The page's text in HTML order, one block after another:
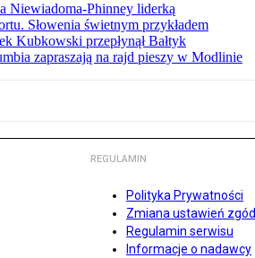
Niewiadoma-Phinney liderką
Słowenia świetnym przykładem
Kubkowski przepłynął Bałtyk
zapraszają na rajd pieszy w Modlinie
REGULAMIN
Polityka Prywatności
Zmiana ustawień zgód
Regulamin serwisu
Informacje o nadawcy